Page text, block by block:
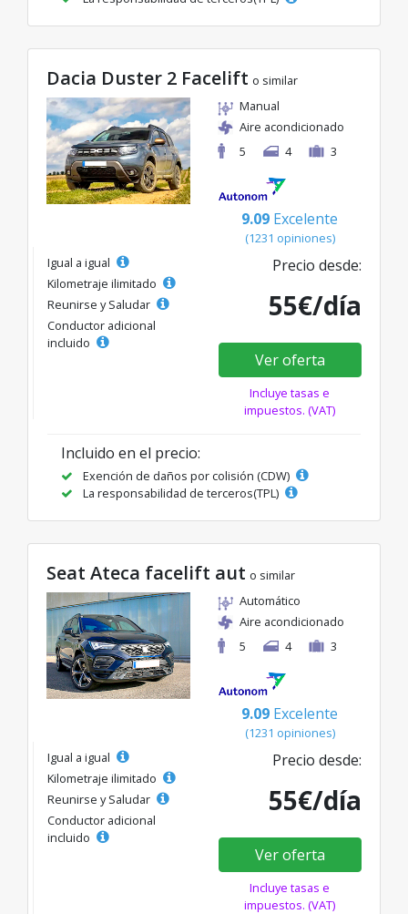
Dacia Duster 2 Facelift o similar
Manual
Aire acondicionado
5
4 3
9.09 Excelente
(1231 opiniones)
Igual a igual
Kilometraje ilimitado
Reunirse y Saludar
Conductor adicional
incluido
Precio desde:
55€/día
Ver oferta
Incluye tasas e
impuestos. (VAT)
Incluido en el precio:
Exención de daños por colisión (CDW)
La responsabilidad de terceros(TPL)
Seat Ateca facelift aut o similar
Automático
Aire acondicionado
5
4 3
9.09 Excelente
(1231 opiniones)
Igual a igual
Kilometraje ilimitado
Reunirse y Saludar
Conductor adicional
incluido
Precio desde:
55€/día
Ver oferta
Incluye tasas e
impuestos. (VAT)